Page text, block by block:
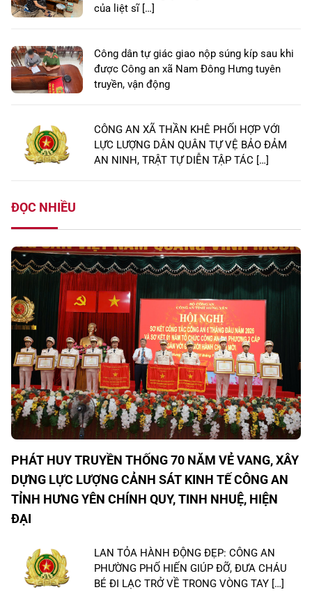
của liệt sĩ […]
Công dân tự giác giao nộp súng kíp sau khi
được Công an xã Nam Đông Hưng tuyên
truyền, vận động
CÔNG AN XÃ THẦN KHÊ PHỐI HỢP VỚI
LỰC LƯỢNG DÂN QUÂN TỰ VỆ BẢO ĐẢM
AN NINH, TRẬT TỰ DIỄN TẬP TÁC […]
ĐỌC NHIỀU
PHÁT HUY TRUYỀN THỐNG 70 NĂM VẺ VANG, XÂY
DỰNG LỰC LƯỢNG CẢNH SÁT KINH TẾ CÔNG AN
TỈNH HƯNG YÊN CHÍNH QUY, TINH NHUỆ, HIỆN
ĐẠI
LAN TỎA HÀNH ĐỘNG ĐẸP: CÔNG AN
PHƯỜNG PHỐ HIẾN GIÚP ĐỠ, ĐƯA CHÁU
BÉ ĐI LẠC TRỞ VỀ TRONG VÒNG TAY […]